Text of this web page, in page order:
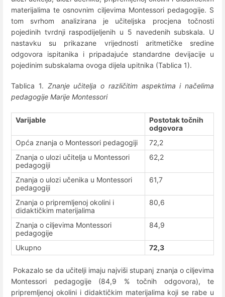
materijalima te osnovnim ciljevima Montessori pedagogije. S
tom svrhom analizirana je učiteljska procjena točnosti
pojedinih tvrdnji raspodijeljenih u 5 navedenih subskala. U
nastavku su prikazane vrijednosti aritmetičke sredine
odgovora ispitanika i pripadajuće standardne devijacije u
pojedinim subskalama ovoga dijela upitnika (Tablica 1).
Tablica 1. Znanje učitelja o različitim aspektima i načelima
pedagogije Marije Montessori
Varijable
Postotak točnih
odgovora
Opća znanja o Montessori pedagogiji
72,2
Znanja o ulozi učitelja u Montessori
pedagogiji
62,2
Znanja o ulozi učenika u Montessori
pedagogiji
61,7
Znanja o pripremljenoj okolini i
didaktičkim materijalima
80,6
Znanja o ciljevima Montessori
pedagogije
84,9
Ukupno 72,3
Pokazalo se da učitelji imaju najviši stupanj znanja o ciljevima
Montessori pedagogije (84,9 % točnih odgovora), te
pripremljenoj okolini i didaktičkim materijalima koji se rabe u